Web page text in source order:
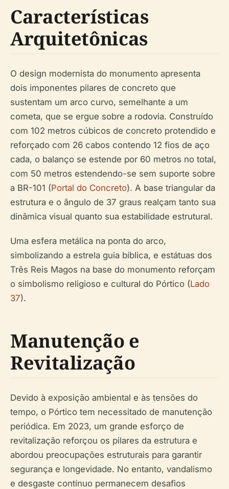
Características
Arquitetônicas
O design modernista do monumento apresenta
dois imponentes pilares de concreto que
sustentam um arco curvo, semelhante a um
cometa, que se ergue sobre a rodovia. Construído
com 102 metros cúbicos de concreto protendido e
reforçado com 26 cabos contendo 12 fios de aço
cada, o balanço se estende por 60 metros no total,
com 50 metros estendendo-se sem suporte sobre
a BR-101 (Portal do Concreto). A base triangular da
estrutura e o ângulo de 37 graus realçam tanto sua
dinâmica visual quanto sua estabilidade estrutural.
Uma esfera metálica na ponta do arco,
simbolizando a estrela guia bíblica, e estátuas dos
Três Reis Magos na base do monumento reforçam
o simbolismo religioso e cultural do Pórtico (Lado
37).
Manutenção e
Revitalização
Devido à exposição ambiental e às tensões do
tempo, o Pórtico tem necessitado de manutenção
periódica. Em 2023, um grande esforço de
revitalização reforçou os pilares da estrutura e
abordou preocupações estruturais para garantir
segurança e longevidade. No entanto, vandalismo
e desgaste contínuo permanecem desafios